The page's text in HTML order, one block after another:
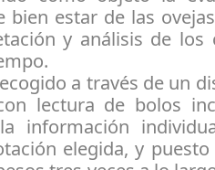
bien estar de las
y análisis de los
a través de un
lectura de bolos
información
elegida, y